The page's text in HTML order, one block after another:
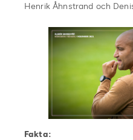
Henrik Åhnstrand och
Fakta: